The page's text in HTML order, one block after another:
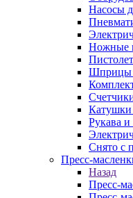
Насосы
Ножные
Шприцы
Катушки
Рукава
Снято с
Пресс-
Назад
Пресс-